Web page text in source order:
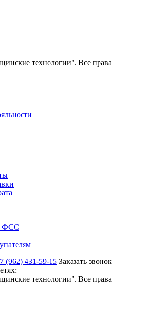
технологии". Все права
ФСС
(962) 431-59-15 Заказать звонок
технологии". Все права